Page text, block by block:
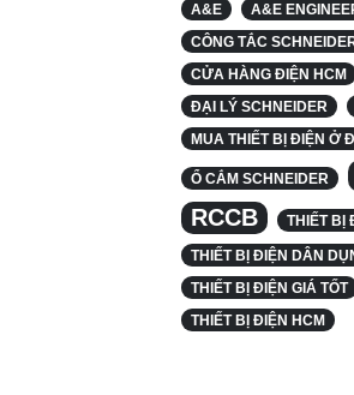
A&E A&E
CÔNG TẮC
CỬA HÀNG ĐIỆN HCM
ĐẠI LÝ SCHNEIDER
MUA THIẾT BỊ ĐIỆN Ở
Ổ CẮM SCHNEIDER
RCCB
THIẾT BỊ
THIẾT BỊ ĐIỆN DÂN
THIẾT BỊ ĐIỆN GIÁ TỐT
THIẾT BỊ ĐIỆN HCM